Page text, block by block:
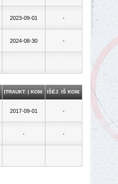
2023-09-01 -
2024-08-30 -
ĮTRAUKT. Į KOM. IŠĖJ. IŠ KOM.
2017-09-01 -
- -